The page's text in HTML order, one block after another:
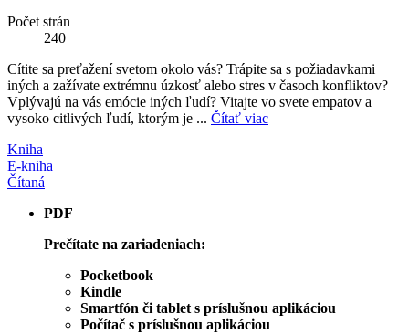
Počet strán
240
Cítite sa preťažení svetom okolo vás? Trápite sa s požiadavkami
iných a zažívate extrémnu úzkosť alebo stres v časoch konfliktov?
Vplývajú na vás emócie iných ľudí? Vitajte vo svete empatov a
vysoko citlivých ľudí, ktorým je ... Čítať viac
Kniha
E-kniha
Čítaná
PDF
Prečítate na zariadeniach:
Pocketbook
Kindle
Smartfón či tablet s príslušnou aplikáciou
Počítač s príslušnou aplikáciou